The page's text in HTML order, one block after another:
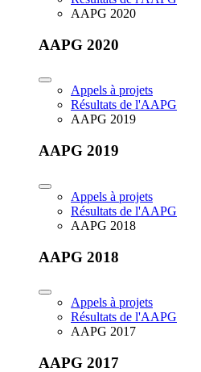
AAPG 2020
AAPG 2020
Appels à projets
Résultats de l'AAPG
AAPG 2019
AAPG 2019
Appels à projets
Résultats de l'AAPG
AAPG 2018
AAPG 2018
Appels à projets
Résultats de l'AAPG
AAPG 2017
AAPG 2017